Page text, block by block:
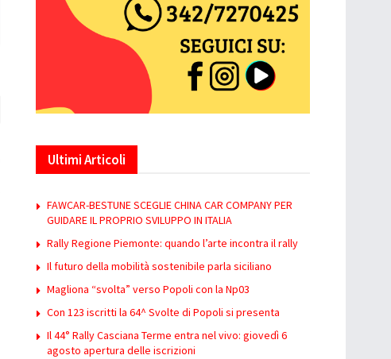
Ultimi Articoli
FAWCAR-BESTUNE SCEGLIE CHINA CAR COMPANY PER
GUIDARE IL PROPRIO SVILUPPO IN ITALIA
Rally Regione Piemonte: quando l’arte incontra il rally
Il futuro della mobilità sostenibile parla siciliano
Magliona “svolta” verso Popoli con la Np03
Con 123 iscritti la 64^ Svolte di Popoli si presenta
Il 44° Rally Casciana Terme entra nel vivo: giovedì 6
agosto apertura delle iscrizioni